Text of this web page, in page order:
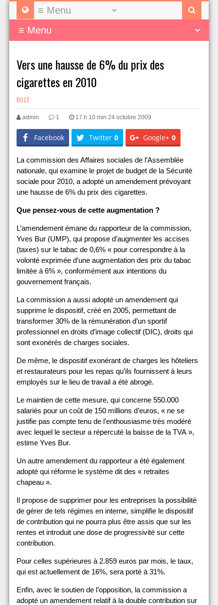
Vers une hausse de 6% du prix des
cigarettes en 2010
BUZZ
admin 1 17 h 10 min 24 octobre 2009
Facebook Twitter 0 Google+ 0
La commission des Affaires sociales de l’Assemblée
nationale, qui examine le projet de budget de la Sécurité
sociale pour 2010, a adopté un amendement prévoyant
une hausse de 6% du prix des cigarettes.
Que pensez-vous de cette augmentation ?
L’amendement émane du rapporteur de la commission,
Yves Bur (UMP), qui propose d’augmenter les accises
(taxes) sur le tabac de 0,6% « pour correspondre à la
volonté exprimée d’une augmentation des prix du tabac
limitée à 6% », conformément aux intentions du
gouvernement français.
La commission a aussi adopté un amendement qui
supprime le dispositif, créé en 2005, permettant de
transformer 30% de la rémunération d’un sportif
professionnel en droits d’image collectif (DIC), droits qui
sont exonérés de charges sociales.
De même, le dispositif exonérant de charges les hôteliers
et restaurateurs pour les repas qu’ils fournissent à leurs
employés sur le lieu de travail a été abrogé.
Le maintien de cette mesure, qui concerne 550.000
salariés pour un coût de 150 millions d’euros, « ne se
justifie pas compte tenu de l’enthousiasme très modéré
avec lequel le secteur a répercuté la baisse de la TVA »,
estime Yves Bur.
Un autre amendement du rapporteur a été également
adopté qui réforme le système dit des « retraites
chapeau ».
Il propose de supprimer pour les entreprises la possibilité
de gérer de tels régimes en interne, simplifie le dispositif
de contribution qui ne pourra plus être assis que sur les
rentes et introduit une dose de progressivité sur cette
contribution.
Pour celles supérieures à 2.859 euros par mois, le taux,
qui est actuellement de 16%, sera porté à 31%.
Enfin, avec le soutien de l’opposition, la commission a
adopté un amendement relatif à la double contribution sur